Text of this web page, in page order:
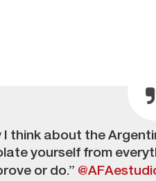
think about the
yourself from
or do.”